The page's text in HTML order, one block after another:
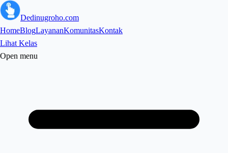
Dedinugroho.com
HomeBlogLayananKomunitasKontak
Lihat Kelas
Open menu